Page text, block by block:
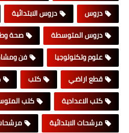
دروس
دروس الابتدائية
دروس المتوسطة
صحة
علوم وتكنولوجيا
فن
قطع اراضي
كتب
كتب الاعدادية
كتب
مرشحات الابتدائية